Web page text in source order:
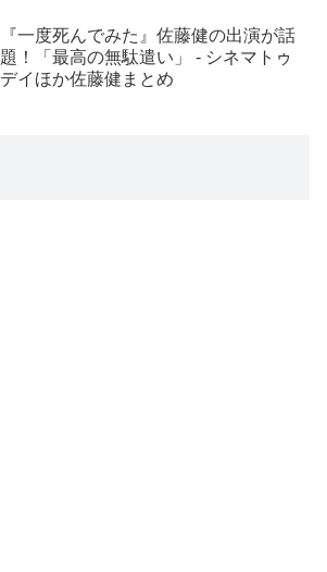
『一度死んでみた』佐藤健の出演が話
題！「最高の無駄遣い」 - シネマトゥ
デイほか佐藤健まとめ